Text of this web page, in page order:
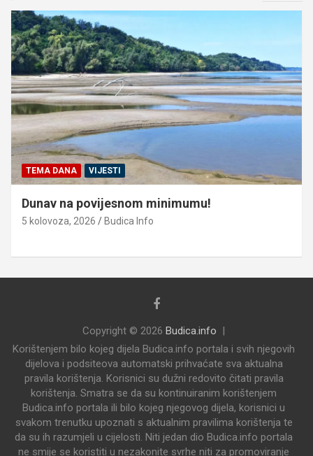
TEMA DANA VIJESTI
Dunav na povijesnom minimumu!
5 kolovoza, 2026 Budica Info
Copyright © 2026 Budica.info
Korištenjem bilo kojeg dijela Budica.info portala i svih njegovih
dijelova i podsiteova automatski prihvaćate sva aktualna
pravila korištenja. Korisnici su dužni redovito čitati pravila
korištenja. Smatra se da su kontinuiranim korištenjem
Budica.info portala ili bilo kojeg njegovog dijela, korisnici u
svakom trenutku upoznati s aktualnim pravilima korištenja te
da su ih razumjeli u cijelosti. Niti jedan dio Budica.info portala
ne smije se koristiti u nezakonite svrhe niti za promoviranje